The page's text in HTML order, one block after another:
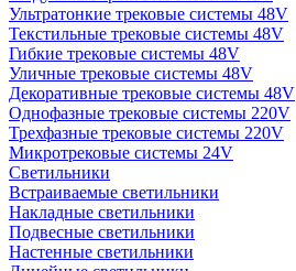
Ультратонкие трековые системы 48V
Текстильные трековые системы 48V
Гибкие трековые системы 48V
Уличные трековые системы 48V
Декоративные трековые системы 48V
Однофазные трековые системы 220V
Трехфазные трековые системы 220V
Микротрековые системы 24V
Светильники
Встраиваемые светильники
Накладные светильники
Подвесные светильники
Настенные светильники